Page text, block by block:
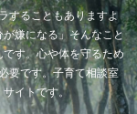
することもありますよ
嫌になる」そんなこと
す。心や体を守るため
要です。子育て相談室
イトです。